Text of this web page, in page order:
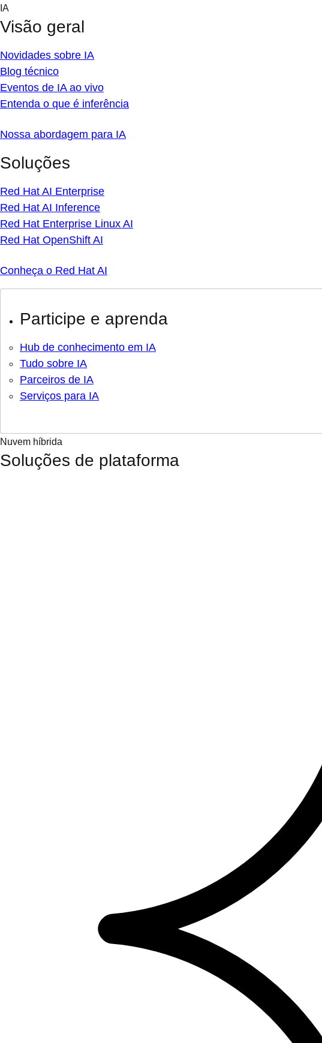
Skip
content
IA
Visão geral
Novidades sobre IA
Blog técnico
Eventos de IA ao vivo
Entenda o que é inferência
Nossa abordagem para IA
Soluções
Red Hat AI Enterprise
Red Hat AI Inference
Red Hat Enterprise Linux AI
Red Hat OpenShift AI
Conheça o Red Hat AI
Participe e aprenda
Hub de conhecimento em IA
Tudo sobre IA
Parceiros de IA
Serviços para IA
Nuvem híbrida
Soluções de plataforma